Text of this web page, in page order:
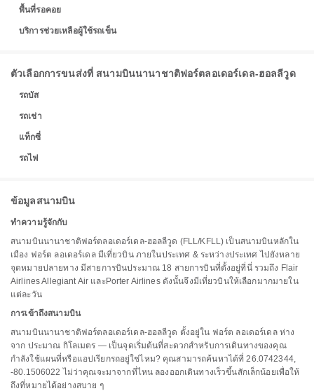
พื้นที่รอคอย
บริการช่วยเหลือผู้ใช้รถเข็น
ตัวเลือกการขนส่งที่ สนามบินนานาชาติฟอร์ตลอเดอร์เดล-ฮอลลีวูด
รถบัส
รถเช่า
แท็กซี่
รถไฟ
ข้อมูลสนามบิน
ทำความรู้จักกับ
สนามบินนานาชาติฟอร์ตลอเดอร์เดล-ฮอลลีวูด (FLL/KFLL) เป็นสนามบินหลักใน
เมือง ฟอร์ต ลอเดอร์เดล มีเที่ยวบิน ภายในประเทศ & ระหว่างประเทศ ไปยังหลาย
จุดหมายปลายทาง มีสายการบินประมาณ 18 สายการบินที่ตั้งอยู่ที่นี่ รวมถึง Flair
Airlines Allegiant Air และPorter Airlines ดังนั้นจึงมีเที่ยวบินให้เลือกมากมายใน
แต่ละวัน
การเข้าถึงสนามบิน
สนามบินนานาชาติฟอร์ตลอเดอร์เดล-ฮอลลีวูด ตั้งอยู่ใน ฟอร์ต ลอเดอร์เดล ห่าง
จาก ประมาณ กิโลเมตร — เป็นจุดเริ่มต้นที่สะดวกสำหรับการเดินทางของคุณ
กำลังใช้แผนที่หรือแอปเรียกรถอยู่ใช่ไหม? คุณสามารถค้นหาได้ที่ 26.0742344,
-80.1506022 ไม่ว่าคุณจะมาจากที่ไหน ลองออกเดินทางเร็วขึ้นสักเล็กน้อยเพื่อให้
ถึงที่หมายได้อย่างสบาย ๆ